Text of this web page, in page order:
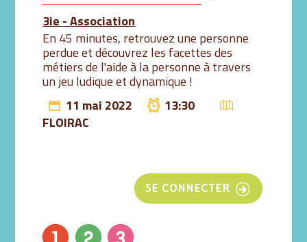
3ie - Association
En 45 minutes, retrouvez une personne
perdue et découvrez les facettes des
métiers de l'aide à la personne à travers
un jeu ludique et dynamique !
11 mai 2022
13:30
FLOIRAC
SE CONNECTER